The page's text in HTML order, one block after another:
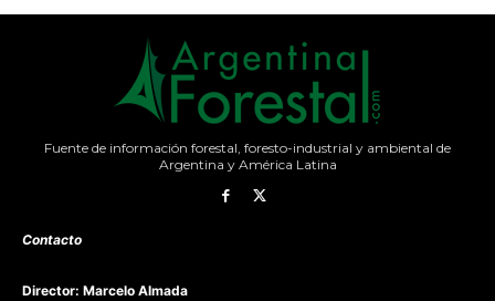
Fuente de información forestal, foresto-industrial y ambiental de
Argentina y América Latina
Contacto
Director: Marcelo Almada